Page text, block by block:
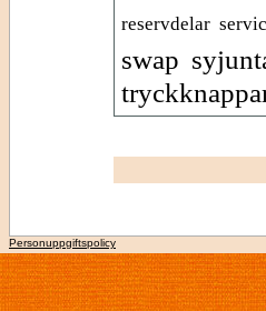
reservdelar
swap
Personuppgiftspolicy